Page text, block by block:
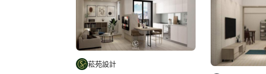
菘苑設計